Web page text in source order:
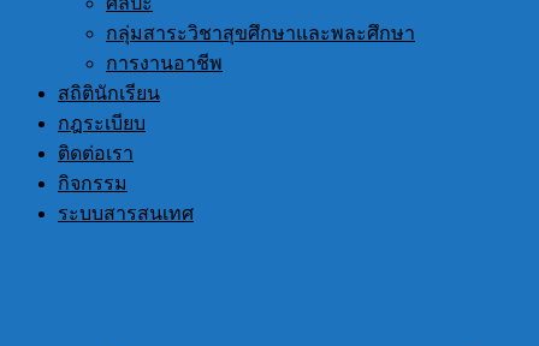
กลุ่มสาระวิชาสุขศึกษาและพละศึกษา
การงานอาชีพ
สถิตินักเรียน
กฎระเบียบ
ติดต่อเรา
กิจกรรม
ระบบสารสนเทศ